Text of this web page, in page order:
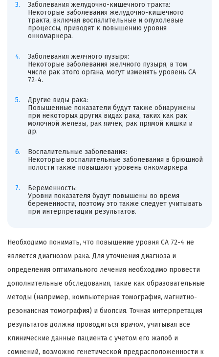
Заболевания желудочно-кишечного тракта:
Некоторые заболевания желудочно-кишечного
тракта, включая воспалительные и опухолевые
процессы, приводят к повышению уровня
онкомаркера.
Заболевания желчного пузыря:
Некоторые заболевания желчного пузыря, в том
числе рак этого органа, могут изменять уровень CA
72-4.
Другие виды рака:
Повышенные показатели будут также обнаружены
при некоторых других видах рака, таких как рак
молочной железы, рак яичек, рак прямой кишки и
др.
Воспалительные заболевания:
Некоторые воспалительные заболевания в брюшной
полости также повышают уровень онкомаркера.
Беременность:
Уровни показателя будут повышены во время
беременности, поэтому это также следует учитывать
при интерпретации результатов.
Необходимо понимать, что повышение уровня CA 72-4 не
является диагнозом рака. Для уточнения диагноза и
определения оптимального лечения необходимо провести
дополнительные обследования, такие как образовательные
методы (например, компьютерная томография, магнитно-
резонансная томография) и биопсия. Точная интерпретация
результатов должна проводиться врачом, учитывая все
клинические данные пациента с учетом его жалоб и
сомнений, возможно генетической предрасположенности к